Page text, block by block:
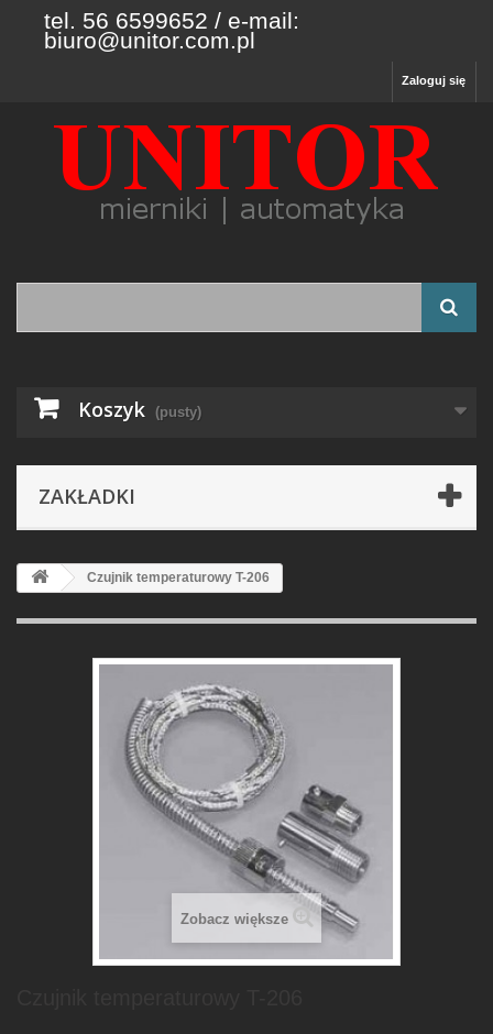
tel. 56 6599652 / e-mail:
biuro@unitor.com.pl
Zaloguj się
Koszyk (pusty)
ZAKŁADKI
Czujnik temperaturowy T-206
Zobacz większe